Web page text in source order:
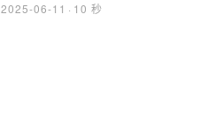
2025-06-11 · 10 秒